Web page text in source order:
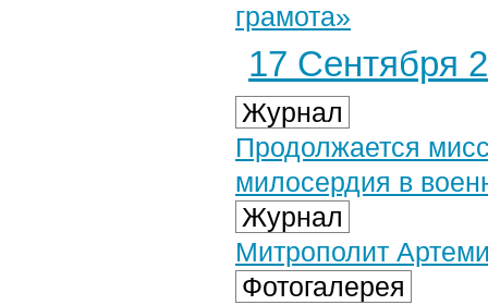
грамота»
17 Сентября
Журнал
Продолжается
милосердия в
Журнал
Митрополит
Фотогалерея